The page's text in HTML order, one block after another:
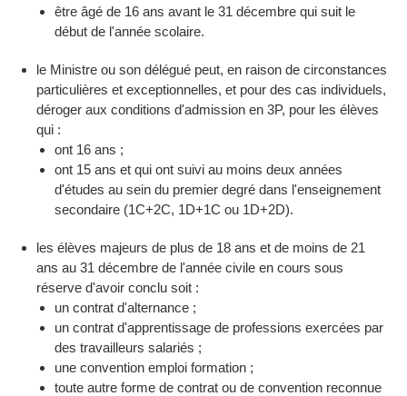
être âgé de 16 ans avant le 31 décembre qui suit le
début de l'année scolaire.
le Ministre ou son délégué peut, en raison de circonstances
particulières et exceptionnelles, et pour des cas individuels,
déroger aux conditions d'admission en 3P, pour les élèves
qui :
ont 16 ans ;
ont 15 ans et qui ont suivi au moins deux années
d'études au sein du premier degré dans l'enseignement
secondaire (1C+2C, 1D+1C ou 1D+2D).
les élèves majeurs de plus de 18 ans et de moins de 21
ans au 31 décembre de l'année civile en cours sous
réserve d'avoir conclu soit :
un contrat d'alternance ;
un contrat d'apprentissage de professions exercées par
des travailleurs salariés ;
une convention emploi formation ;
toute autre forme de contrat ou de convention reconnue